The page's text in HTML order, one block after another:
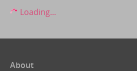
Loading...
About